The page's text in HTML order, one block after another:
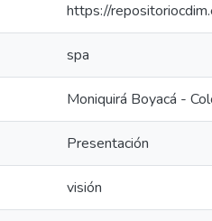
https://
spa
Moniquirá Boyacá -
Presentación
visión